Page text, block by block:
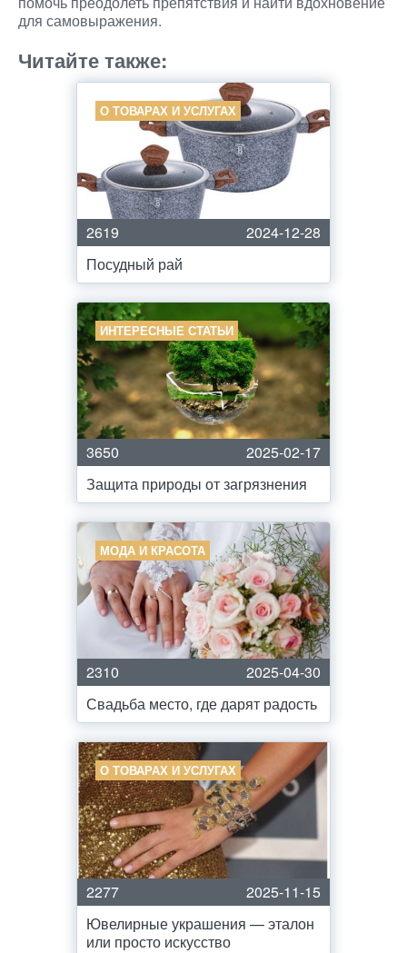
для самовыражения.
Читайте также:
О ТОВАРАХ И УСЛУГАХ
2619
2024-12-28
Посудный рай
ИНТЕРЕСНЫЕ СТАТЬИ
3650
2025-02-17
Защита природы от загрязнения
МОДА И КРАСОТА
2310
2025-04-30
Свадьба место, где дарят радость
О ТОВАРАХ И УСЛУГАХ
2277
2025-11-15
Ювелирные украшения — эталон
или просто искусство